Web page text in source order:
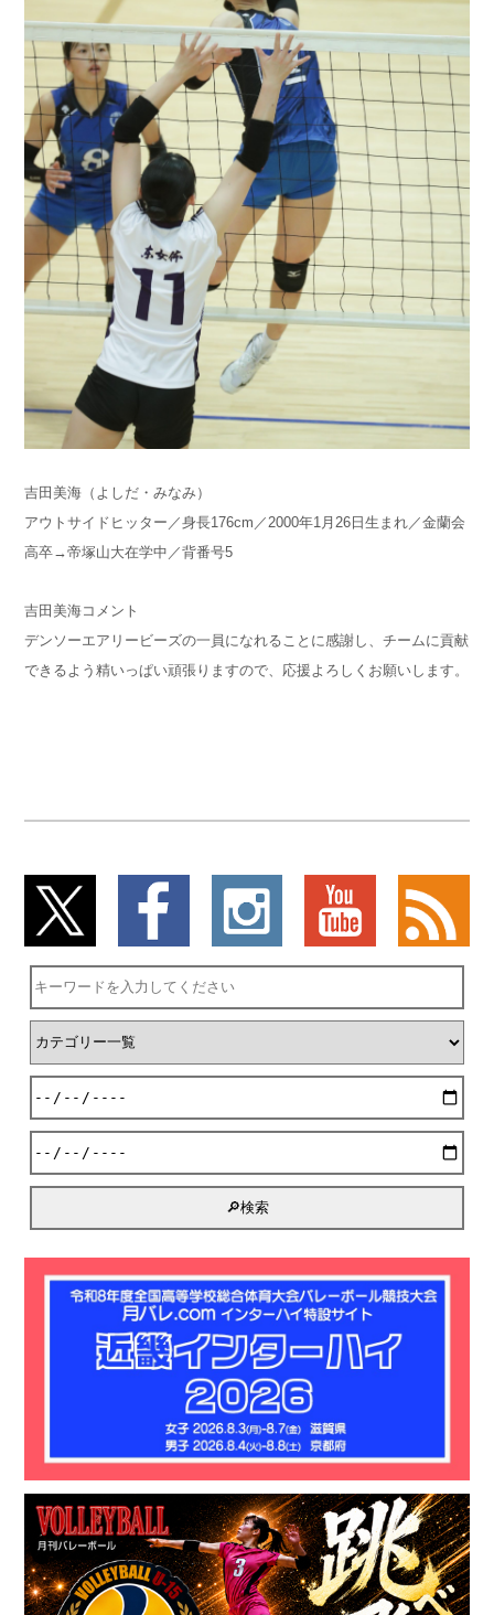
吉田美海（よしだ・みなみ）
アウトサイドヒッター／身長176cm／2000年1月26日生まれ／金蘭会
高卒→帝塚山大在学中／背番号5
吉田美海コメント
デンソーエアリービーズの一員になれることに感謝し、チームに貢献
できるよう精いっぱい頑張りますので、応援よろしくお願いします。